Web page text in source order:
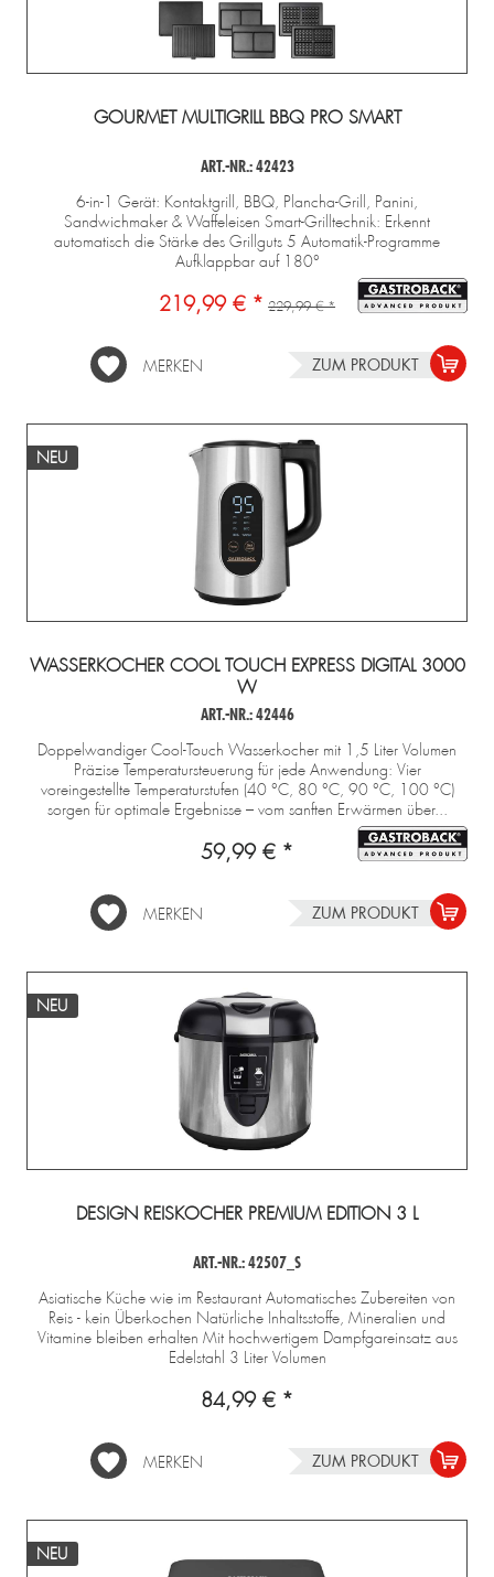
GOURMET MULTIGRILL BBQ PRO SMART
ART.-NR.: 42423
6-in-1 Gerät: Kontaktgrill, BBQ, Plancha-Grill, Panini,
Sandwichmaker & Waffeleisen Smart-Grilltechnik: Erkennt
automatisch die Stärke des Grillguts 5 Automatik-Programme
Aufklappbar auf 180°
219,99 € * 229,99 € *
MERKEN ZUM PRODUKT
NEU
WASSERKOCHER COOL TOUCH EXPRESS DIGITAL 3000
W
ART.-NR.: 42446
Doppelwandiger Cool-Touch Wasserkocher mit 1,5 Liter Volumen
Präzise Temperatursteuerung für jede Anwendung: Vier
voreingestellte Temperaturstufen (40 °C, 80 °C, 90 °C, 100 °C)
sorgen für optimale Ergebnisse – vom sanften Erwärmen über...
59,99 € *
MERKEN ZUM PRODUKT
NEU
DESIGN REISKOCHER PREMIUM EDITION 3 L
ART.-NR.: 42507_S
Asiatische Küche wie im Restaurant Automatisches Zubereiten von
Reis - kein Überkochen Natürliche Inhaltsstoffe, Mineralien und
Vitamine bleiben erhalten Mit hochwertigem Dampfgareinsatz aus
Edelstahl 3 Liter Volumen
84,99 € *
MERKEN ZUM PRODUKT
NEU